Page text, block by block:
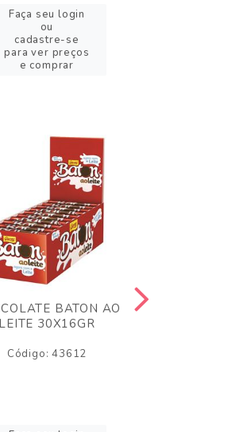
Faça seu login
ou
cadastre-se
para ver preços
e comprar
BATON AO
LEITE 30X16GR
Código: 43612